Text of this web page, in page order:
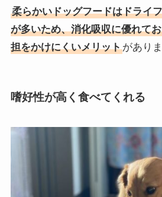
柔らかいドッグフードはドライ
が多いため、消化吸収に優れて
担をかけにくいメリットがありま
嗜好性が高く食べてくれる